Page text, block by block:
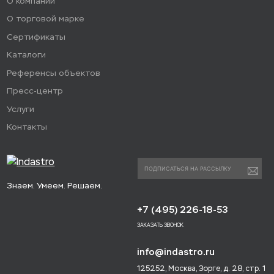
фасад сеткой для лесов).
Знаем. Умеем. Решаем.
О торговой марке
Сертификаты
Каталоги
Референсы объектов
Пресс-центр
Услуги
Контакты
+7 (495) 226-18-53
ЗАКАЗАТЬ ЗВОНОК
info@indastro.ru
125252, Москва, Зорге, д. 28, стр. 1